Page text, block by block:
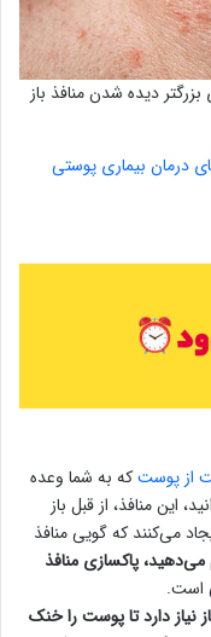
دیده شدن منافذ باز
درمان بیماری پوستی
از پوستکه به شما وعده
این منافذ، از قبل باز
می‌کنند که گویی منافذ
می‌دهید، پاکسازی منافذ
است.
نیاز دارد تا پوست را خنک